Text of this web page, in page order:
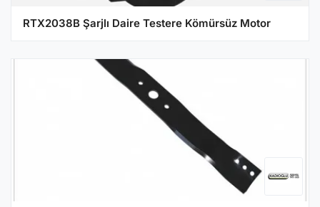
RTX2038B Şarjlı Daire Testere Kömürsüz Motor